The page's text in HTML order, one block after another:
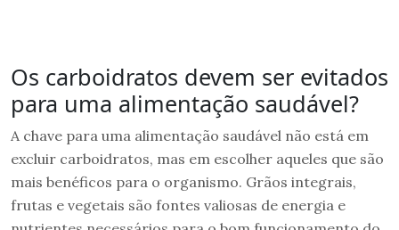
Os carboidratos devem ser evitados
para uma alimentação saudável?
A chave para uma alimentação saudável não está em
excluir carboidratos, mas em escolher aqueles que são
mais benéficos para o organismo. Grãos integrais,
frutas e vegetais são fontes valiosas de energia e